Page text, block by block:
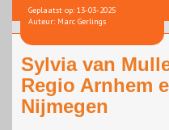
Geplaatst op: 13-03-2025
Auteur: Marc Gerlings
Sylvia van
Regio Arnhem
Nijmegen